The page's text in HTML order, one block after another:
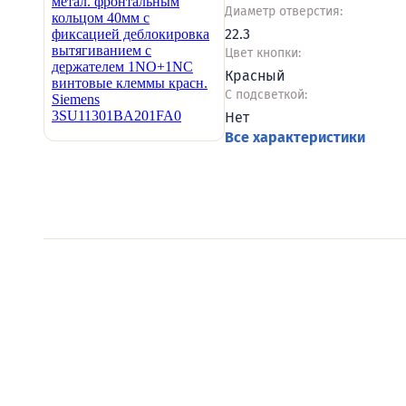
Диаметр отверстия:
22.3
Цвет кнопки:
Красный
С подсветкой:
Нет
Все характеристики